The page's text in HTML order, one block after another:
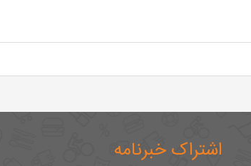
اشتراک خبرنامه